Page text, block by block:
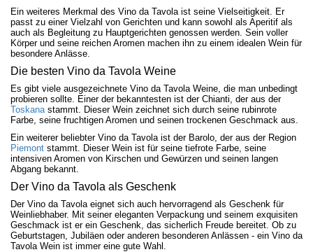
Ein weiteres Merkmal des Vino da Tavola ist seine Vielseitigkeit. Er
passt zu einer Vielzahl von Gerichten und kann sowohl als Aperitif als
auch als Begleitung zu Hauptgerichten genossen werden. Sein voller
Körper und seine reichen Aromen machen ihn zu einem idealen Wein für
besondere Anlässe.
Die besten Vino da Tavola Weine
Es gibt viele ausgezeichnete Vino da Tavola Weine, die man unbedingt
probieren sollte. Einer der bekanntesten ist der Chianti, der aus der
Toskanastammt. Dieser Wein zeichnet sich durch seine rubinrote
Farbe, seine fruchtigen Aromen und seinen trockenen Geschmack aus.
Ein weiterer beliebter Vino da Tavola ist der Barolo, der aus der Region
Piemont stammt. Dieser Wein ist für seine tiefrote Farbe, seine
intensiven Aromen von Kirschen und Gewürzen und seinen langen
Abgang bekannt.
Der Vino da Tavola als Geschenk
Der Vino da Tavola eignet sich auch hervorragend als Geschenk für
Weinliebhaber. Mit seiner eleganten Verpackung und seinem exquisiten
Geschmack ist er ein Geschenk, das sicherlich Freude bereitet. Ob zu
Geburtstagen, Jubiläen oder anderen besonderen Anlässen - ein Vino da
Tavola Wein ist immer eine gute Wahl.